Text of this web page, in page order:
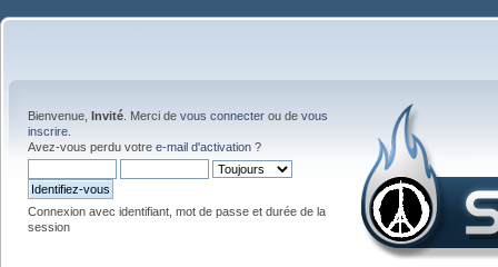
Bienvenue, Invité . Merci de vous connecter ou de vous
inscrire
Avez-vous perdu votre e-mail d'activation ?
Connexion avec identifiant, mot de passe et durée de la
session